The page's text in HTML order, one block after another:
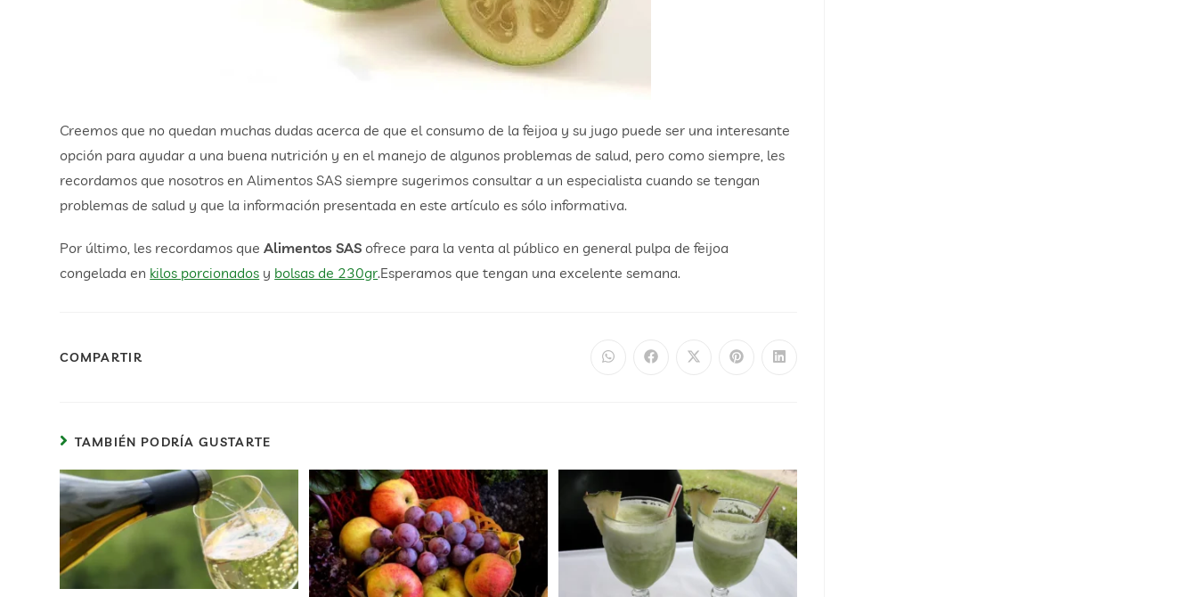
Creemos que no quedan muchas dudas acerca de que el consumo de la feijoa y su jugo puede ser una interesante
opción para ayudar a una buena nutrición y en el manejo de algunos problemas de salud, pero como siempre, les
recordamos que nosotros en Alimentos SAS siempre sugerimos consultar a un especialista cuando se tengan
problemas de salud y que la información presentada en este artículo es sólo informativa.
Por último, les recordamos queAlimentos SAS ofrece para la venta al público en general pulpa de feijoa
congelada en kilos porcionados y bolsas de 230gr.Esperamos que tengan una excelente semana.
COMPARTIR
TAMBIÉN PODRÍA GUSTARTE